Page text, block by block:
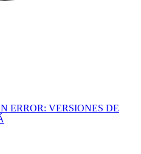
ERROR: VERSIONES DE